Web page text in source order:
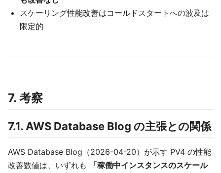
スケーリング性能改善はコールドスタートへの波及は
限定的
7. 考察
7.1. AWS Database Blog の主張との関係
AWS Database Blog（2026-04-20）が示す PV4 の性能
改善数値は、いずれも
「稼働中インスタンスのスケール